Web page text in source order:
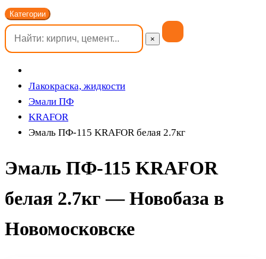
Категории
×
Лакокраска, жидкости
Эмали ПФ
KRAFOR
Эмаль ПФ-115 KRAFOR белая 2.7кг
Эмаль ПФ-115 KRAFOR
белая 2.7кг — Новобаза в
Новомосковске